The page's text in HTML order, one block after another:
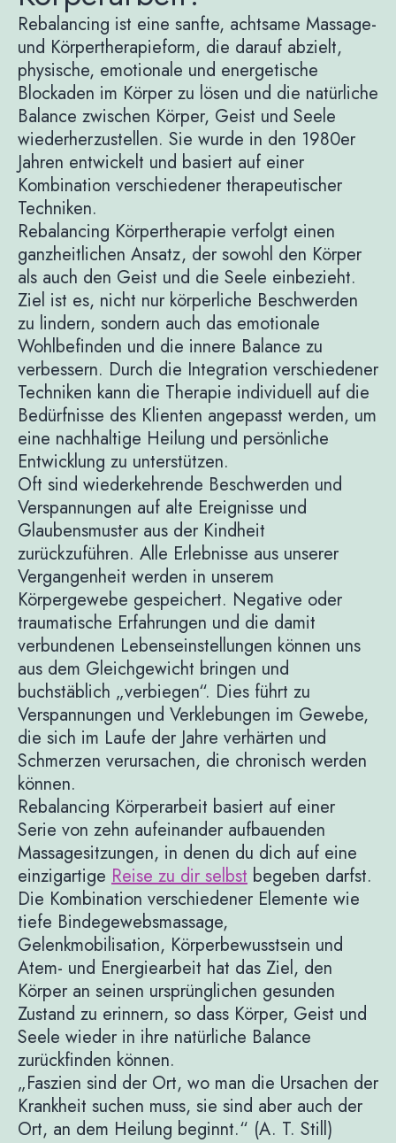
Rebalancing ist eine sanfte, achtsame Massage-
und Körpertherapieform, die darauf abzielt,
physische, emotionale und energetische
Blockaden im Körper zu lösen und die natürliche
Balance zwischen Körper, Geist und Seele
wiederherzustellen. Sie wurde in den 1980er
Jahren entwickelt und basiert auf einer
Kombination verschiedener therapeutischer
Techniken.
Rebalancing Körpertherapie verfolgt einen
ganzheitlichen Ansatz, der sowohl den Körper
als auch den Geist und die Seele einbezieht.
Ziel ist es, nicht nur körperliche Beschwerden
zu lindern, sondern auch das emotionale
Wohlbefinden und die innere Balance zu
verbessern. Durch die Integration verschiedener
Techniken kann die Therapie individuell auf die
Bedürfnisse des Klienten angepasst werden, um
eine nachhaltige Heilung und persönliche
Entwicklung zu unterstützen.
Oft sind wiederkehrende Beschwerden und
Verspannungen auf alte Ereignisse und
Glaubensmuster aus der Kindheit
zurückzuführen. Alle Erlebnisse aus unserer
Vergangenheit werden in unserem
Körpergewebe gespeichert. Negative oder
traumatische Erfahrungen und die damit
verbundenen Lebenseinstellungen können uns
aus dem Gleichgewicht bringen und
buchstäblich „verbiegen“. Dies führt zu
Verspannungen und Verklebungen im Gewebe,
die sich im Laufe der Jahre verhärten und
Schmerzen verursachen, die chronisch werden
können.
Rebalancing Körperarbeit basiert auf einer
Serie von zehn aufeinander aufbauenden
Massagesitzungen, in denen du dich auf eine
einzigartige Reise zu dir selbst begeben darfst.
Die Kombination verschiedener Elemente wie
tiefe Bindegewebsmassage,
Gelenkmobilisation, Körperbewusstsein und
Atem- und Energiearbeit hat das Ziel, den
Körper an seinen ursprünglichen gesunden
Zustand zu erinnern, so dass Körper, Geist und
Seele wieder in ihre natürliche Balance
zurückfinden können.
„Faszien sind der Ort, wo man die Ursachen der
Krankheit suchen muss, sie sind aber auch der
Ort, an dem Heilung beginnt.“ (A. T. Still)